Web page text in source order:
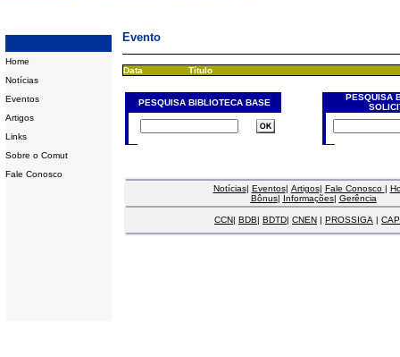
Home
Notícias
Eventos
Artigos
Links
Sobre o Comut
Fale Conosco
Evento
Data Título
PESQUISA BIBLIOTECA BASE
PESQUISA
Notícias| Eventos| Artigos| Fale Conosco |
Bônus| Informações| Gerência
CCN| BDB| BDTD| CNEN | PROSSIGA |